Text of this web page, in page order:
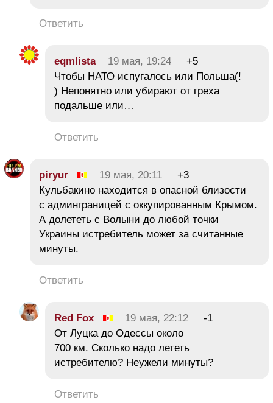
Ответить
eqmlista 19 мая, 19:24
+5
Чтобы НАТО испугалось или Польша(!
) Непонятно или убирают от греха
подальше или…
Ответить
piryur 19 мая, 20:11
+3
Кульбакино находится в опасной близости
с админграницей с оккупированным Крымом.
А долететь с Волыни до любой точки
Украины истребитель может за считанные
минуты.
Ответить
Red Fox 19 мая, 22:12
-1
От Луцка до Одессы около
700 км. Сколько надо лететь
истребителю? Неужели минуты?
Ответить